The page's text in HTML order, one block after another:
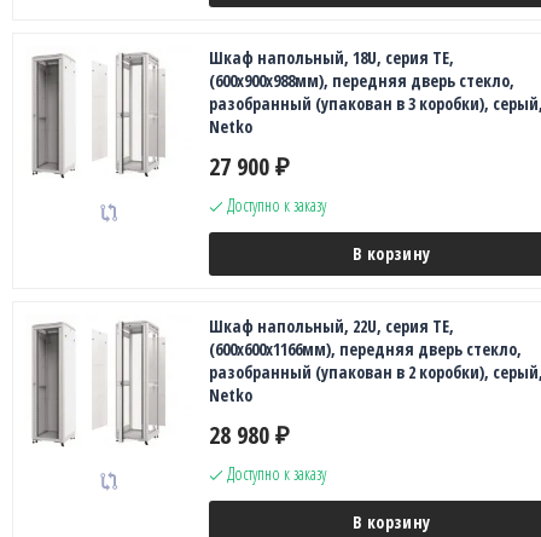
Шкаф напольный, 18U, серия TE,
(600х900х988мм), передняя дверь стекло,
разобранный (упакован в 3 коробки),
Netko
27 900 ₽
Доступно к заказу
В корзину
Шкаф напольный, 22U, серия TE,
(600х600х1166мм), передняя дверь стекло,
разобранный (упакован в 2 коробки),
Netko
28 980 ₽
Доступно к заказу
В корзину